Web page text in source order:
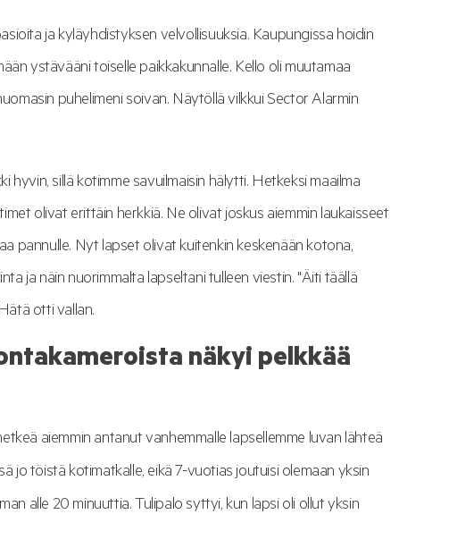
ja kyläyhdistyksen velvollisuuksia. Kaupungissa hoidin
ystävääni toiselle paikkakunnalle. Kello oli muutamaa
puhelimeni soivan. Näytöllä vilkkui Sector Alarmin
sillä kotimme savuilmaisin hälytti. Hetkeksi maailma
olivat erittäin herkkiä. Ne olivat joskus aiemmin laukaisseet
pannulle. Nyt lapset olivat kuitenkin keskenään kotona,
ja näin nuorimmalta lapseltani tulleen viestin. "Äiti täällä
otti vallan.
näkyi pelkkää
aiemmin antanut vanhemmalle lapsellemme luvan lähteä
jo töistä kotimatkalle, eikä 7-vuotias joutuisi olemaan yksin
alle 20 minuuttia. Tulipalo syttyi, kun lapsi oli ollut yksin